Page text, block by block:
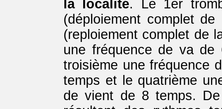
la localité. Le 1er
(déploiement complet
(reploiement complet de
une fréquence de va
troisième une fréquence
temps et le quatrième
de vient de 8 temps.